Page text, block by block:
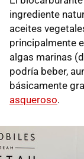
ingrediente
aceites
principalmente
algas marinas
podría beber,
básicamente
asqueroso.